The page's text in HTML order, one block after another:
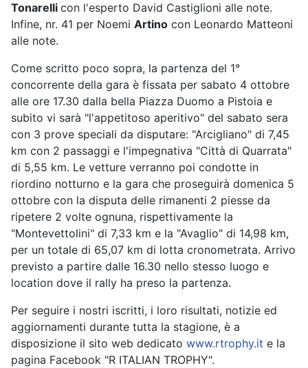
Tonarelli con l'esperto David Castiglioni alle note.
Infine, nr. 41 per Noemi Artino con Leonardo Matteoni
alle note.
Come scritto poco sopra, la partenza del 1°
concorrente della gara è fissata per sabato 4 ottobre
alle ore 17.30 dalla bella Piazza Duomo a Pistoia e
subito vi sarà "l'appetitoso aperitivo" del sabato sera
con 3 prove speciali da disputare: "Arcigliano" di 7,45
km con 2 passaggi e l'impegnativa "Città di Quarrata"
di 5,55 km. Le vetture verranno poi condotte in
riordino notturno e la gara che proseguirà domenica 5
ottobre con la disputa delle rimanenti 2 piesse da
ripetere 2 volte ognuna, rispettivamente la
"Montevettolini" di 7,33 km e la "Avaglio" di 14,98 km,
per un totale di 65,07 km di lotta cronometrata. Arrivo
previsto a partire dalle 16.30 nello stesso luogo e
location dove il rally ha preso la partenza.
Per seguire i nostri iscritti, i loro risultati, notizie ed
aggiornamenti durante tutta la stagione, è a
disposizione il sito web dedicato www.rtrophy.it e la
pagina Facebook "R ITALIAN TROPHY".